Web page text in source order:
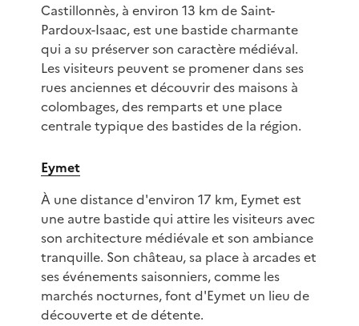
Castillonnès, à environ 13 km de Saint-
Pardoux-Isaac, est une bastide charmante
qui a su préserver son caractère médiéval.
Les visiteurs peuvent se promener dans ses
rues anciennes et découvrir des maisons à
colombages, des remparts et une place
centrale typique des bastides de la région.
Eymet
À une distance d'environ 17 km, Eymet est
une autre bastide qui attire les visiteurs avec
son architecture médiévale et son ambiance
tranquille. Son château, sa place à arcades et
ses événements saisonniers, comme les
marchés nocturnes, font d'Eymet un lieu de
découverte et de détente.